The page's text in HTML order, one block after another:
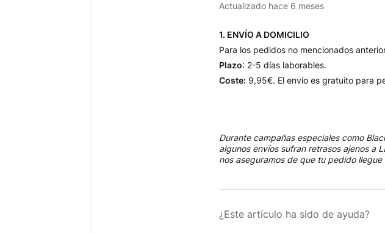
Actualizado hace 6 meses
1. ENVÍO A DOMICILIO
Para los pedidos no mencionados
Plazo: 2-5 días laborables.
Coste: 9,95€. El envío es gratuito para
Durante campañas especiales como
algunos envíos sufran retrasos ajenos a
nos aseguramos de que tu pedido llegue
¿Este artículo ha sido de ayuda?